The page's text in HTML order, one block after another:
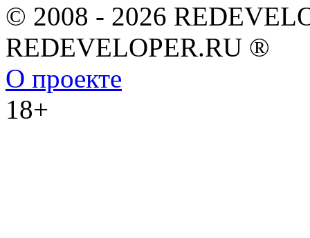
© 2008 - 2026
REDEVELOPER.RU ®
О проекте
18+